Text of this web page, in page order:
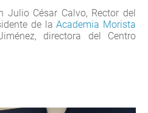
Julio César Calvo, Rector del
de laAcademia Morista
directora del Centro